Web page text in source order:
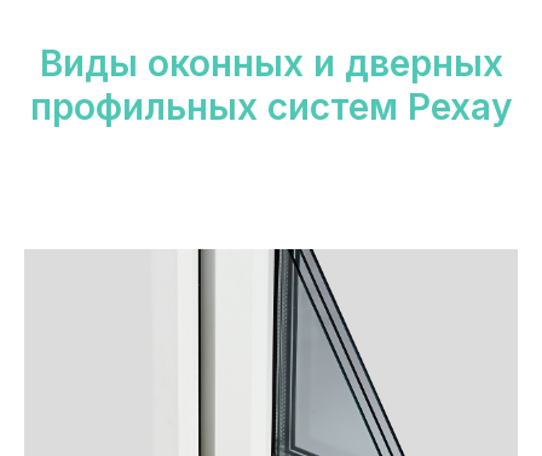
Виды оконных и дверных
профильных систем Рехау